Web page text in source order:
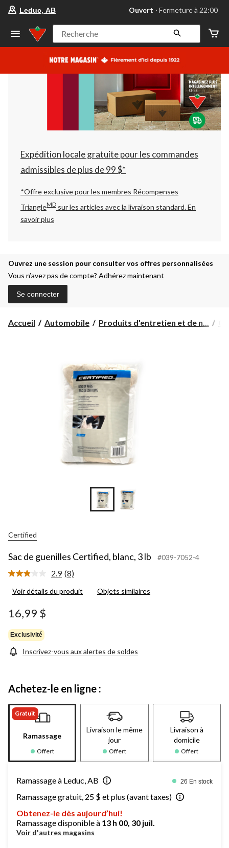
votre
préféré
Leduc,
AB,
courament
Fermeture
à
22:00
cliquer
pour
changer
Leduc, AB Ouvert ⋅ Fermeture à 22:00
Recherche
Expédition locale gratuite pour les commandes
admissibles de plus de 99 $*
*Offre exclusive pour les membres Récompenses
TriangleMD sur les articles avec la livraison standard.En
savoir plus
Ouvrez une session pour consulter vos offres personnalisées
Vous n’avez pas de compte? Adhérez maintenant
Se connecter
Accueil Automobile Produits d'entretien et de n...
Certified
Sac de guenilles Certified, blanc, 3 lb #039-7052-4
2.9 Lire
8
(8)
Voir détails du produit Objets similaires
16,99 $
Exclusivité
Inscrivez-vous aux alertes de soldes
Achetez-le en ligne :
Gratuit
Ramassage
Offert
Livraison le même
jour
Offert
Livraison à
domicile
Offert
Ramassage à Leduc, AB 26 En stock
Ramassage gratuit, 25 $ et plus (avant taxes)
Obtenez-le dès aujourd’hui!
Ramassage disponible à 13 h 00, 30 juil.
Voir d'autres magasins